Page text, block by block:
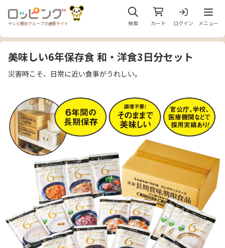
テレビ朝日グループの通販サイト 検索 カート ログイン
メニ
メニュー
美味しい6年保存食 和・洋食3日分セット
災害時こそ、日常に近い食事がうれしい。